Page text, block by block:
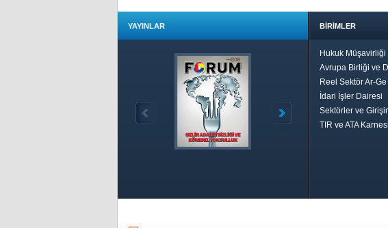
YAYINLAR BİRİMLER
Hukuk Müşavirliği
Avrupa Birliği ve
Reel Sektör Ar-
İdari İşler Dairesi
Sektörler ve
TIR ve ATA